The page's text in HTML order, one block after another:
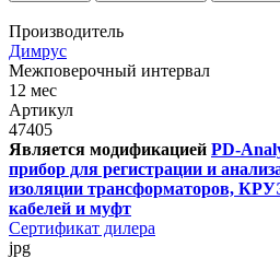
Производитель
Димрус
Межповерочный интервал
12 мес
Артикул
47405
Является модификацией PD-
прибор для регистрации и
изоляции трансформаторов,
кабелей и муфт
Сертификат дилера
jpg